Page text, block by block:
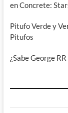
en Concrete:
Pitufo Verde y
Pitufos
¿Sabe George